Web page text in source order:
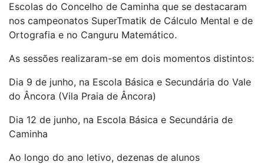
Escolas do Concelho de Caminha que se destacaram
nos campeonatos SuperTmatik de Cálculo Mental e de
Ortografia e no Canguru Matemático.
As sessões realizaram-se em dois momentos distintos:
Dia 9 de junho, na Escola Básica e Secundária do Vale
do Âncora (Vila Praia de Âncora)
Dia 12 de junho, na Escola Básica e Secundária de
Caminha
Ao longo do ano letivo, dezenas de alunos